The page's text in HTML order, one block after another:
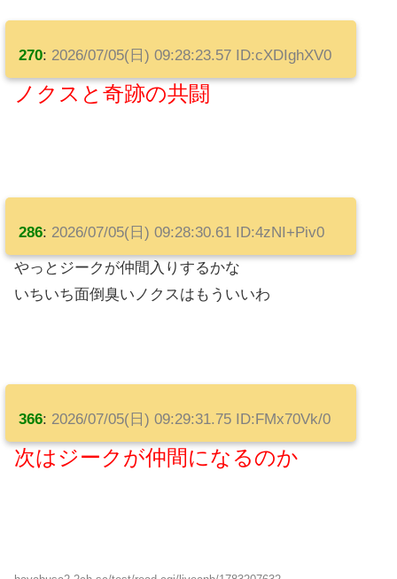
270: 2026/07/05(日) 09:28:23.57 ID:cXDIghXV0
ノクスと奇跡の共闘
286: 2026/07/05(日) 09:28:30.61 ID:4zNI+Piv0
やっとジークが仲間入りするかな
いちいち面倒臭いノクスはもういいわ
366: 2026/07/05(日) 09:29:31.75 ID:FMx70Vk/0
次はジークが仲間になるのか